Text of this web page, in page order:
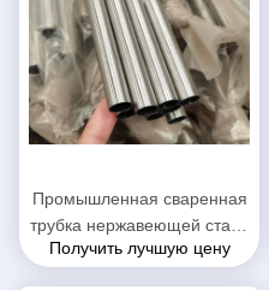
Промышленная сваренная
трубка нержавеющей стали
круглая диаметр Номинал
Получить лучшую цену